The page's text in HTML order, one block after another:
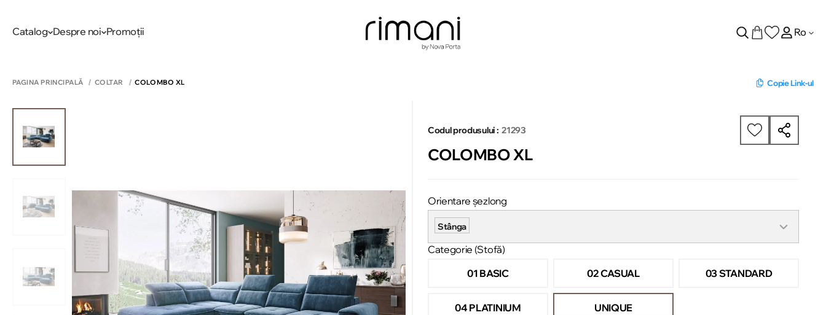
Catalog Despre noi Promoții Ro
PAGINA PRINCIPALĂ COLTAR COLOMBO XL Copie Link-ul
Codul produsului : 21293
COLOMBO XL
Orientare șezlong
Stânga
Categorie (Stofă)
01 BASIC
02 CASUAL 03 STANDARD
04 PLATINIUM UNIQUE